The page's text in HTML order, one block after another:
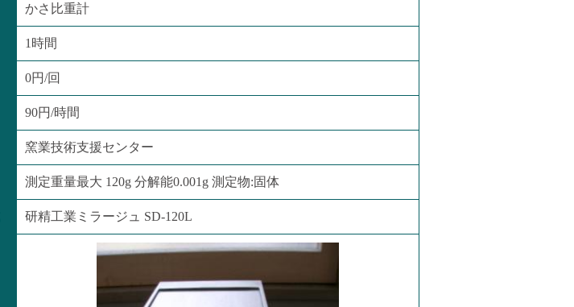
かさ比重計
1時間
0円/回
90円/時間
窯業技術支援センター
測定重量最大 120g 分解能0.001g 測定物:固体
研精工業ミラージュ SD-120L